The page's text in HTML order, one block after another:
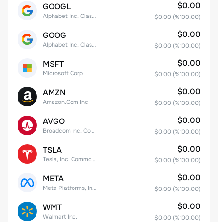
GOOGL
Alphabet Inc. Class A Common Stock
$0.00
$0.00 (%100.00)
GOOG
Alphabet Inc. Class C Capital Stock
$0.00
$0.00 (%100.00)
MSFT
Microsoft Corp
$0.00
$0.00 (%100.00)
AMZN
Amazon.Com Inc
$0.00
$0.00 (%100.00)
AVGO
Broadcom Inc. Common Stock
$0.00
$0.00 (%100.00)
TSLA
Tesla, Inc. Common Stock
$0.00
$0.00 (%100.00)
META
Meta Platforms, Inc. Class A Common Stock
$0.00
$0.00 (%100.00)
WMT
Walmart Inc.
$0.00
$0.00 (%100.00)